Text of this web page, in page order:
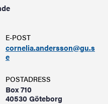
E-POST
cornelia.andersson@gu.s
e
POSTADRESS
Box 710
40530 Göteborg